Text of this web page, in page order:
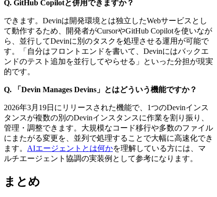
Q. GitHub Copilotと併用できますか？
できます。Devinは開発環境とは独立したWebサービスとし
て動作するため、開発者がCursorやGitHub Copilotを使いなが
ら、並行してDevinに別のタスクを処理させる運用が可能で
す。「自分はフロントエンドを書いて、Devinにはバックエ
ンドのテスト追加を並行してやらせる」といった分担が現実
的です。
Q. 「Devin Manages Devins」とはどういう機能ですか？
2026年3月19日にリリースされた機能で、1つのDevinインス
タンスが複数の別のDevinインスタンスに作業を割り振り、
管理・調整できます。大規模なコード移行や多数のファイル
にまたがる変更を、並列で処理することで大幅に高速化でき
ます。 AIエージェントとは何かを理解している方には、マ
ルチエージェント協調の実装例として参考になります。
まとめ